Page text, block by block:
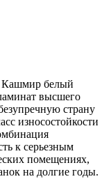
Кашмир белый
высшего
страну
износостойкости
к серьезным
помещениях,
на долгие годы.